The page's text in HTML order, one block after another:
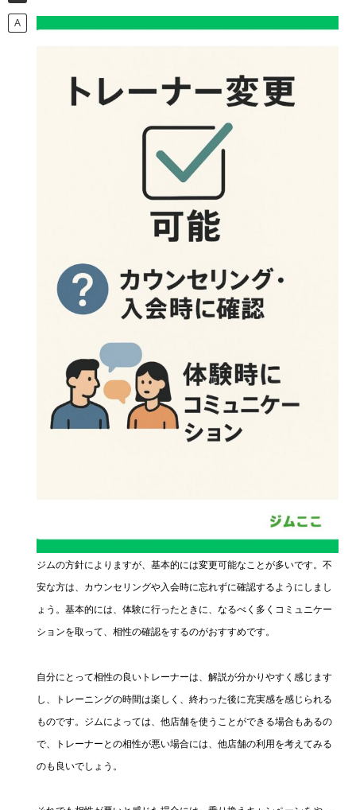
ジムの方針によりますが、基本的には変更可能なことが多いです。不
安な方は、カウンセリングや入会時に忘れずに確認するようにしまし
ょう。基本的には、体験に行ったときに、なるべく多くコミュニケー
ションを取って、相性の確認をするのがおすすめです。
自分にとって相性の良いトレーナーは、解説が分かりやすく感じます
し、トレーニングの時間は楽しく、終わった後に充実感を感じられる
ものです。ジムによっては、他店舗を使うことができる場合もあるの
で、トレーナーとの相性が悪い場合には、他店舗の利用を考えてみる
のも良いでしょう。